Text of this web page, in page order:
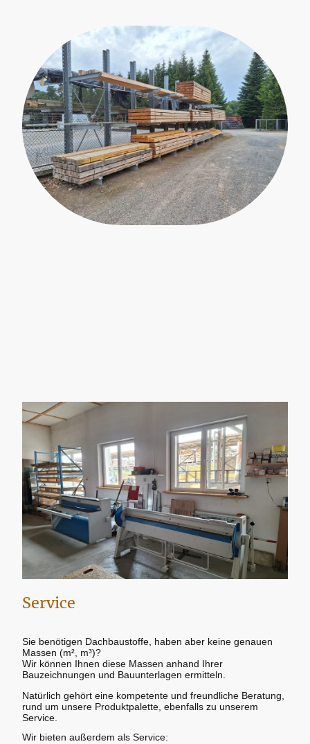
Service
Sie benötigen Dachbaustoffe, haben aber keine genauen
Massen (m², m³)?
Wir können Ihnen diese Massen anhand Ihrer
Bauzeichnungen und Bauunterlagen ermitteln.
Natürlich gehört eine kompetente und freundliche Beratung,
rund um unsere Produktpalette, ebenfalls zu unserem
Service.
Wir bieten außerdem als Service: